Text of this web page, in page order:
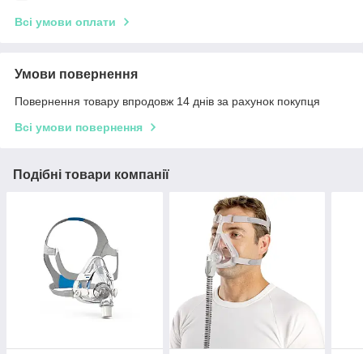
Всі умови оплати
Умови повернення
Повернення товару впродовж 14 днів за рахунок покупця
Всі умови повернення
Подібні товари компанії